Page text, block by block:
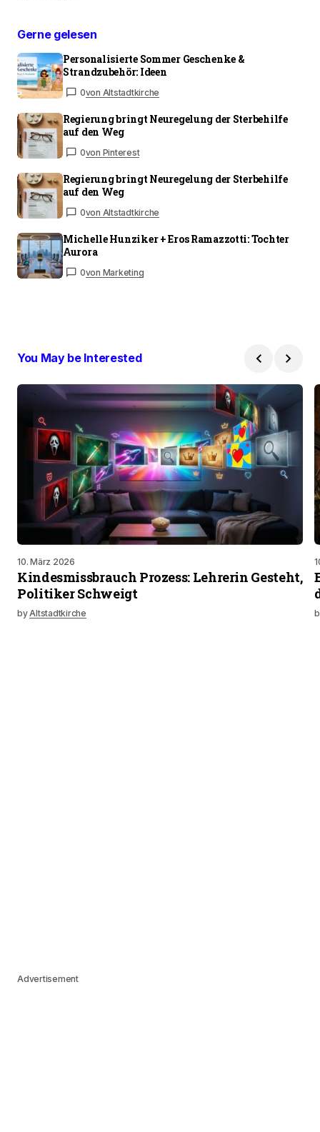
Gerne gelesen
Personalisierte Sommer Geschenke &
Strandzubehör: Ideen
0von Altstadtkirche
Regierung bringt Neuregelung der Sterbehilfe
auf den Weg
0von Pinterest
Regierung bringt Neuregelung der Sterbehilfe
auf den Weg
0von Altstadtkirche
Michelle Hunziker + Eros Ramazzotti: Tochter
Aurora
0von Marketing
You May be Interested
10. März 2026
Kindesmissbrauch Prozess: Lehrerin Gesteht,
Politiker Schweigt
byAltstadtkirche
Advertisement